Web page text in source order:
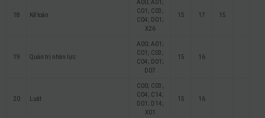
18 Kế toán
A00; A01;
C01; C03;
C04; D01;
X26
15 17 15
19 Quản trị nhân lực
A00; A01;
C01; C03;
C04; D01;
D07
15 16
20 Luật
C00; C03;
C04; C14;
D01; D14;
X01
15 16